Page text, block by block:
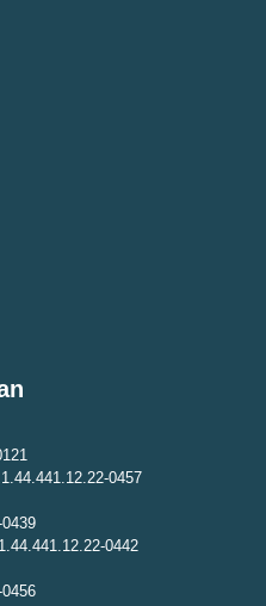
0457
0442